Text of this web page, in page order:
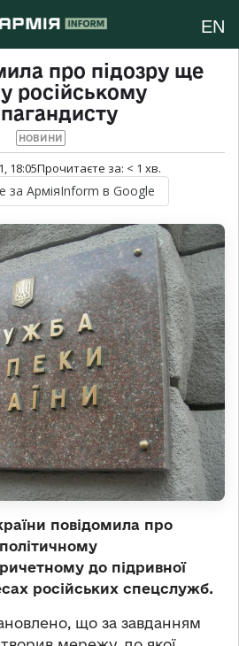
EN
про підозру ще
російському
НОВИНИ
18:05Прочитаєте за: < 1 хв.
за АрміяInform в Google
повідомила про
до підривної
російських спецслужб.
що за завданням